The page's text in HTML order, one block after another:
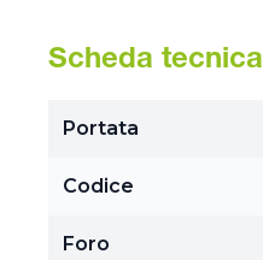
Scheda tecnica
Portata
Codice
Foro